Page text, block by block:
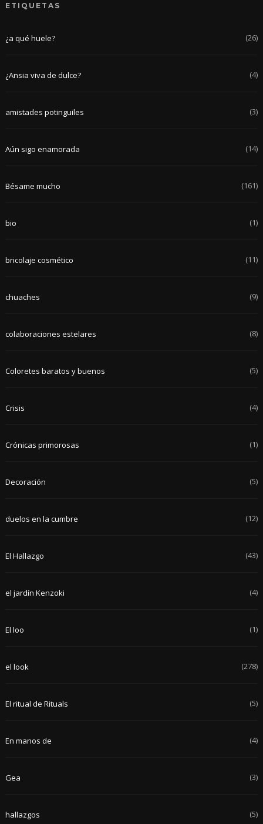
ETIQUETAS
¿a qué huele? (26)
¿Ansia viva de dulce? (4)
amistades potinguiles (3)
Aún sigo enamorada (14)
Bésame mucho (161)
bio (1)
bricolaje cosmético (11)
chuaches (9)
colaboraciones estelares (8)
Coloretes baratos y buenos (5)
Crisis (4)
Crónicas primorosas (1)
Decoración (5)
duelos en la cumbre (12)
El Hallazgo (43)
el jardín Kenzoki (4)
El loo (1)
el look (278)
El ritual de Rituals (5)
En manos de (4)
Gea (3)
hallazgos (5)